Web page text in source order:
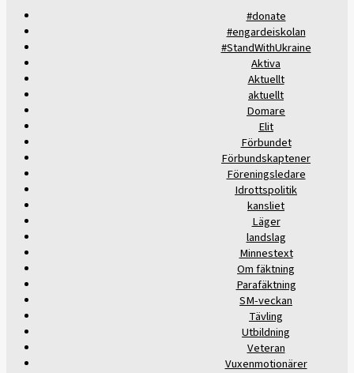
#donate
#engardeiskolan
#StandWithUkraine
Aktiva
Aktuellt
aktuellt
Domare
Elit
Förbundet
Förbundskaptener
Föreningsledare
Idrottspolitik
kansliet
Läger
landslag
Minnestext
Om fäktning
Parafäktning
SM-veckan
Tävling
Utbildning
Veteran
Vuxenmotionärer